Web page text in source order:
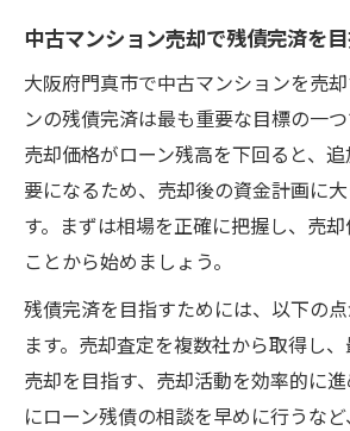
中古マンション売却で残債完済を
大阪府門真市で中古マンションを売
ンの残債完済は最も重要な目標の一つ
売却価格がローン残高を下回ると、
要になるため、売却後の資金計画に
す。まずは相場を正確に把握し、売
ことから始めましょう。
残債完済を目指すためには、以下の
ます。売却査定を複数社から取得し
売却を目指す、売却活動を効率的に
にローン残債の相談を早めに行うな